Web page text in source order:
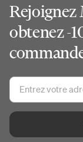
Rejoignez
obtenez -